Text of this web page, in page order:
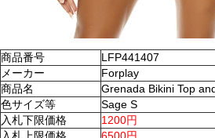
商品番号
LFP441407
メーカー
Forplay
商品名
Grenada Bikini Top
色サイズ等
Sage S
入札下限価格
1200円